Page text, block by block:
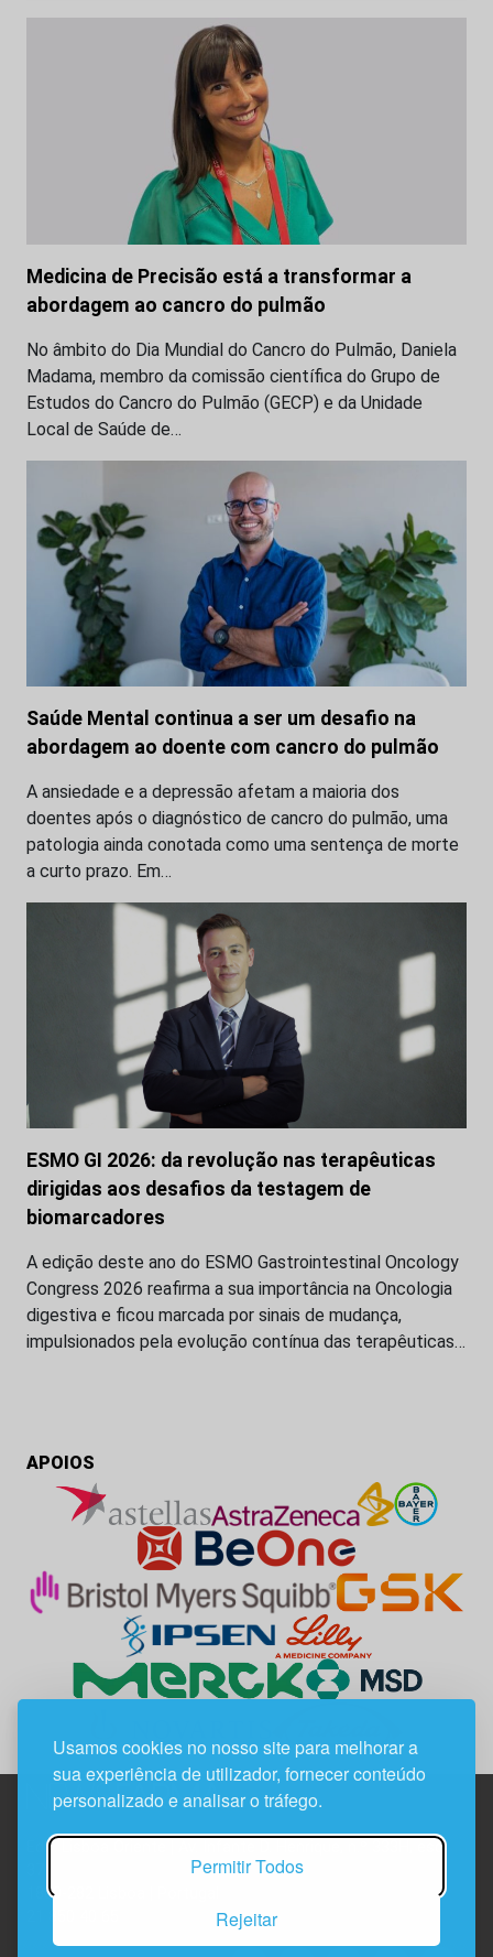
Usamos cookies no nosso site para melhorar a
sua experiência de utilizador, fornecer conteúdo
personalizado e analisar o tráfego.
Permitir Todos
Rejeitar
Medicina de Precisão está a transformar a
abordagem ao cancro do pulmão
No âmbito do Dia Mundial do Cancro do Pulmão, Daniela
Madama, membro da comissão científica do Grupo de
Estudos do Cancro do Pulmão (GECP) e da Unidade
Local de Saúde de…
Saúde Mental continua a ser um desafio na
abordagem ao doente com cancro do pulmão
A ansiedade e a depressão afetam a maioria dos
doentes após o diagnóstico de cancro do pulmão, uma
patologia ainda conotada como uma sentença de morte
a curto prazo. Em…
ESMO GI 2026: da revolução nas terapêuticas
dirigidas aos desafios da testagem de
biomarcadores
A edição deste ano do ESMO Gastrointestinal Oncology
Congress 2026 reafirma a sua importância na Oncologia
digestiva e ficou marcada por sinais de mudança,
impulsionados pela evolução contínua das terapêuticas…
APOIOS
Edif. Lisboa Oriente | Av. Infante D. Henrique, n.º 333H, esc.
1800-282 Lisboa | Portugal